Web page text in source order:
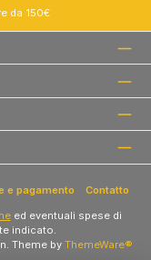
da 150€
e pagamento Contatto
ed eventuali spese di
indicato.
Theme by ThemeWare®